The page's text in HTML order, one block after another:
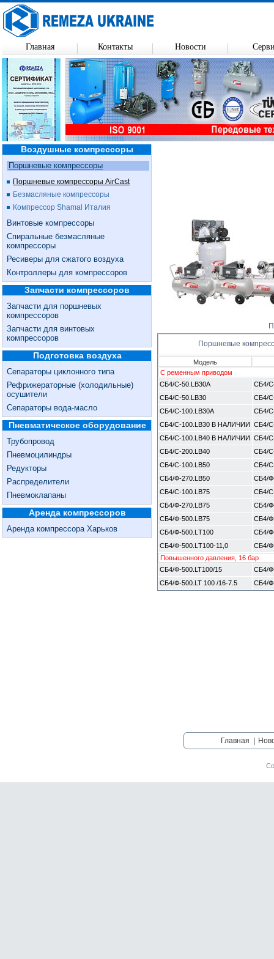
Воздушные компрессоры
Поршневые компрессоры
Поршневые компрессоры AirCast
Безмасляные компрессоры
Компрессор Shamal Италия
Винтовые компрессоры
Спиральные безмасляные
компрессоры
Ресиверы для сжатого воздуха
Контроллеры для компрессоров
Запчасти компрессоров
Запчасти для поршневых
компрессоров
Запчасти для винтовых
компрессоров
Подготовка воздуха
Сепараторы циклонного типа
Рефрижераторные (холодильные)
осушители
Сепараторы вода-масло
Пневматическое оборудование
Трубопровод
Пневмоцилиндры
Редукторы
Распределители
Пневмоклапаны
Аренда компрессоров
Аренда компрессора Харьков
Поршневые
Модель
С ременным приводом
СБ4/С-50.LB30A
СБ4/
СБ4/С-50.LB30
СБ4/
СБ4/С-100.LB30A
СБ4/
СБ4/С-100.LB30 В НАЛИЧИИ СБ4/
СБ4/С-100.LB40 В НАЛИЧИИ СБ4/
СБ4/С-200.LB40
СБ4/
СБ4/С-100.LB50
СБ4/
СБ4/Ф-270.LB50
СБ4/
СБ4/С-100.LB75
СБ4/
СБ4/Ф-270.LB75
СБ4/
СБ4/Ф-500.LB75
СБ4/
СБ4/Ф-500.LТ100
СБ4/
СБ4/Ф-500.LТ100-11,0
СБ4/
Повышенного давления, 16 бар
СБ4/Ф-500.LT100/15
СБ4/
СБ4/Ф-500.LT 100 /16-7.5
СБ4/
Главная Контакты Новости
Главная